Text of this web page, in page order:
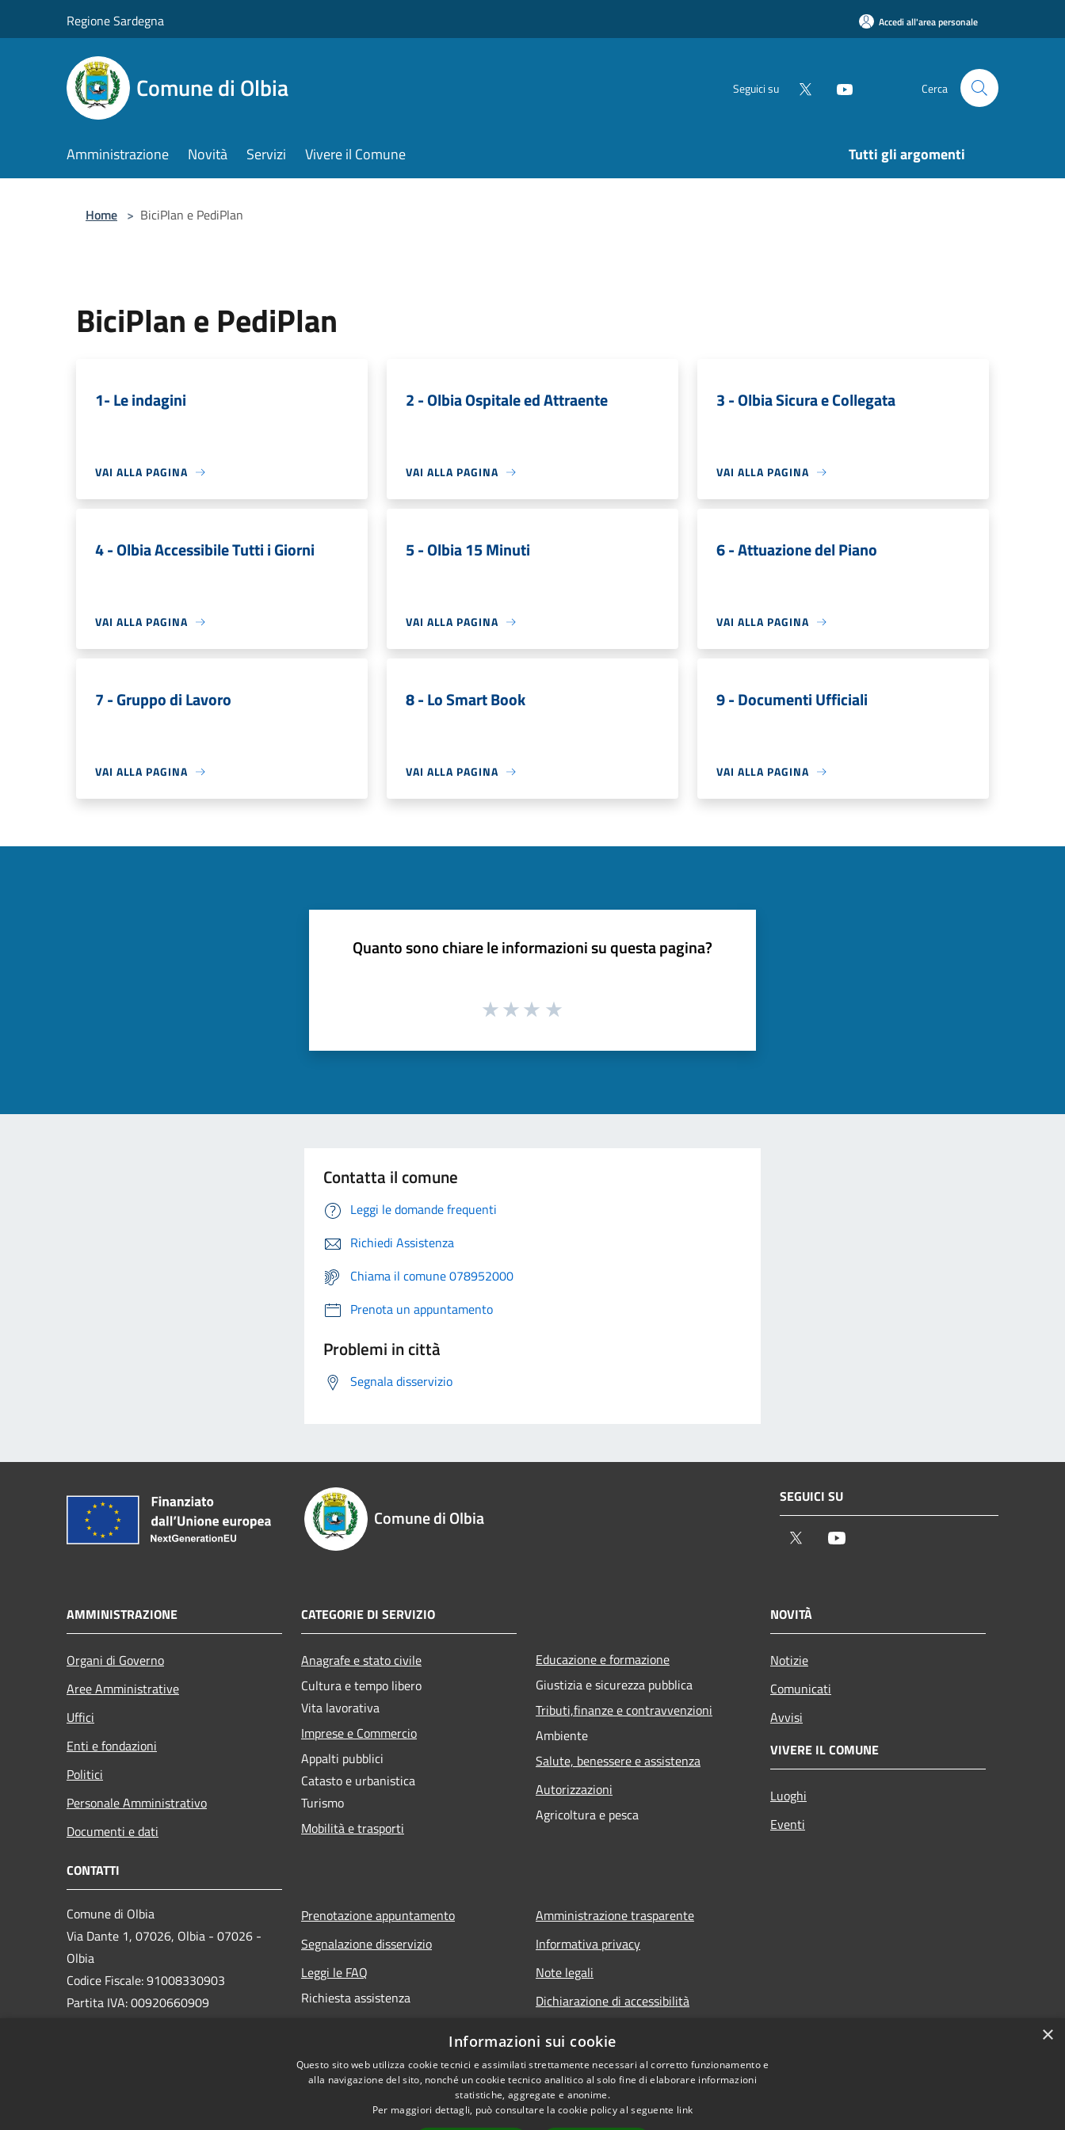
Regione Sardegna Accedi all'area personale
Comune di Olbia Seguici su Cerca
Amministrazione Novità Servizi Vivere il Comune Tutti gli argomenti
Home > BiciPlan e PediPlan
BiciPlan e PediPlan
1- Le indagini
VAI ALLA PAGINA
2 - Olbia Ospitale ed Attraente
VAI ALLA PAGINA
3 - Olbia Sicura e Collegata
VAI ALLA PAGINA
4 - Olbia Accessibile Tutti i Giorni
VAI ALLA PAGINA
5 - Olbia 15 Minuti
VAI ALLA PAGINA
6 - Attuazione del Piano
VAI ALLA PAGINA
7 - Gruppo di Lavoro
VAI ALLA PAGINA
8 - Lo Smart Book
VAI ALLA PAGINA
9 - Documenti Ufficiali
VAI ALLA PAGINA
Quanto sono chiare le informazioni su questa pagina?
Contatta il comune
Leggi le domande frequenti
Richiedi Assistenza
Chiama il comune 078952000
Prenota un appuntamento
Problemi in città
Segnala disservizio
Comune di Olbia
SEGUICI SU
Twitter
AMMINISTRAZIONE
Organi di Governo
Aree Amministrative
Uffici
Enti e fondazioni
Politici
Personale Amministrativo
Documenti e dati
CATEGORIE DI SERVIZIO
Anagrafe e stato civile
Cultura e tempo libero
Vita lavorativa
Imprese e Commercio
Appalti pubblici
Catasto e urbanistica
Turismo
Mobilità e trasporti
Educazione e formazione
Giustizia e sicurezza pubblica
Tributi,finanze e contravvenzioni
Ambiente
Salute, benessere e assistenza
Autorizzazioni
Agricoltura e pesca
NOVITÀ
Notizie
Comunicati
Avvisi
VIVERE IL COMUNE
Luoghi
Eventi
CONTATTI
Comune di Olbia
Via Dante 1, 07026, Olbia - 07026 -
Olbia
Codice Fiscale: 91008330903
Partita IVA: 00920660909
Prenotazione appuntamento
Segnalazione disservizio
Leggi le FAQ
Richiesta assistenza
Amministrazione trasparente
Informativa privacy
Note legali
Dichiarazione di accessibilità
×
Informazioni sui cookie
Questo sito web utilizza cookie tecnici e assimilati strettamente necessari al corretto funzionamento e
alla navigazione del sito, nonché un cookie tecnico analitico al solo fine di elaborare informazioni
statistiche, aggregate e anonime.
Per maggiori dettagli, può consultare la cookie policy al seguente link